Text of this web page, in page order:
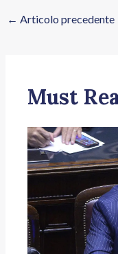
← Articolo precedente
Must